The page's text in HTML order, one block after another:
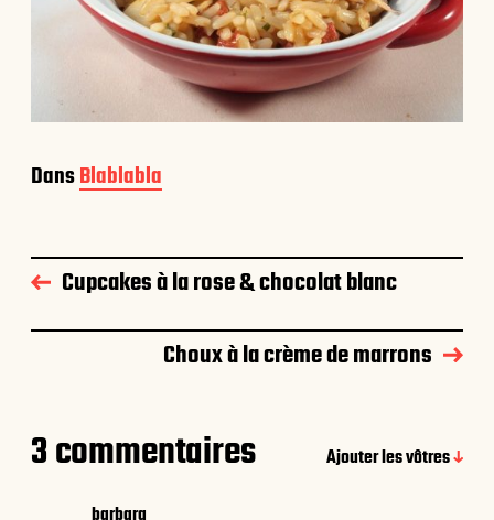
DansBlablabla
Cupcakes à la rose & chocolat blanc
Choux à la crème de marrons
3 commentaires
Ajouter les vôtres